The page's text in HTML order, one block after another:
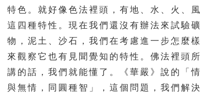
特色。就好像色法裡頭，有地、水、火、風
這四種特性。現在我們還沒有辦法來試驗礦
物，泥土、沙石，我們在考慮進一步怎麼樣
來觀察它也有見聞覺知的特性。佛法裡頭所
講的話，我們就能懂了。《華嚴》說的「情
與無情，同圓種智」，這個問題，我們解決